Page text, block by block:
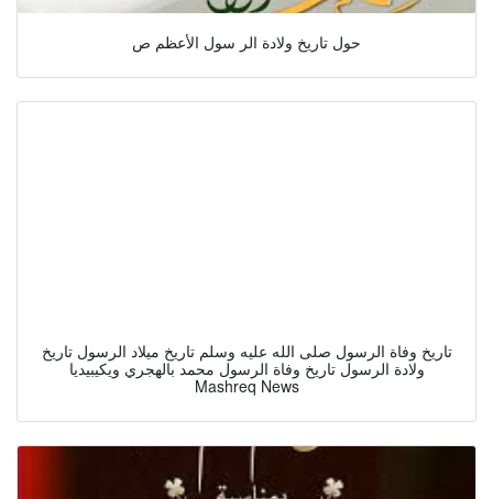
حول تاريخ ولادة الر سول الأعظم ص
تاريخ وفاة الرسول صلى الله عليه وسلم تاريخ ميلاد الرسول تاريخ
ولادة الرسول تاريخ وفاة الرسول محمد بالهجري ويكيبيديا
Mashreq News